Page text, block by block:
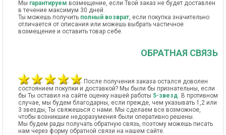
Мы гарантируем возмещение, если Твой заказ не будет доставлен
в течение максимум 30 дней.
Ты можешь получить полный возврат, если покупка значительно
отличается от описания или можешь выбрать частичное
возмещение и оставить товар себе.
ОБРАТНАЯ СВЯЗЬ
После получения заказа остался доволен
состоянием покупки и доставкой? Мы были бы признательны, если
бы Ты оставил на сайте оценку нашей работы 5-звезд. В противном
случае, мы будем благодарны, если прежде, чем указывать 1,2 или
3 звезды, Ты свяжешься с нами. Мы сделаем все возможное,
чтобы возникшие недоразумения были оперативно решены.
Мы будем рады получать обратную связь, поэтому можешь писать
нам через форму обратной связи на нашем сайте.